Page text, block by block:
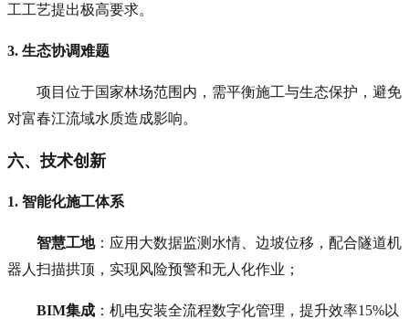
工工艺提出极高要求。
3. 生态协调难题
项目位于国家林场范围内，需平衡施工与生态保护，避免
对富春江流域水质造成影响。
六、技术创新
1. 智能化施工体系
智慧工地：应用大数据监测水情、边坡位移，配合隧道机
器人扫描拱顶，实现风险预警和无人化作业；
BIM集成 ：机电安装全流程数字化管理，提升效率15%以